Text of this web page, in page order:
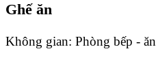
Ghế ăn
Không gian: Phòng bếp - ăn